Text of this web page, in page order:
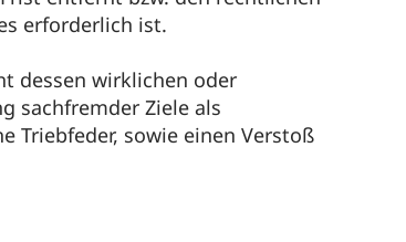
erforderlich ist.
dessen wirklichen oder
sachfremder Ziele als
Triebfeder, sowie einen Verstoß